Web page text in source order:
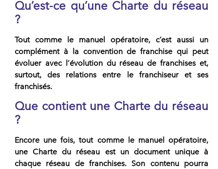
Qu’est-ce qu’une Charte du réseau
?
Tout comme le manuel opératoire, c’est aussi un
complément à la convention de franchise qui peut
évoluer avec l’évolution du réseau de franchises et,
surtout, des relations entre le franchiseur et ses
franchisés.
Que contient une Charte du réseau
?
Encore une fois, tout comme le manuel opératoire,
une Charte du réseau est un document unique à
chaque réseau de franchises. Son contenu pourra